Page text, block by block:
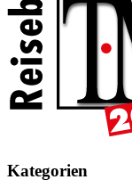
Kategorien